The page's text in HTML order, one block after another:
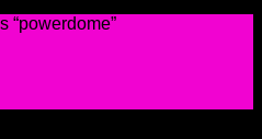
“powerdome”